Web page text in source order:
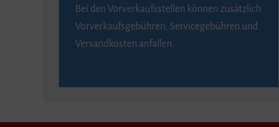
Bei den Vorverkaufsstellen können zusätzlich
Vorverkaufsgebühren, Servicegebühren und
Versandkosten anfallen.